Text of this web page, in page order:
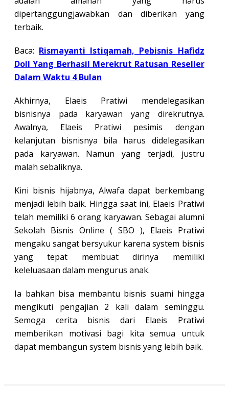
dipertanggungjawabkan dan diberikan yang
terbaik.
Baca: Rismayanti Istiqamah, Pebisnis Hafidz
Doll Yang Berhasil Merekrut Ratusan Reseller
Dalam Waktu 4 Bulan
Akhirnya, Elaeis Pratiwi mendelegasikan
bisnisnya pada karyawan yang direkrutnya.
Awalnya, Elaeis Pratiwi pesimis dengan
kelanjutan bisnisnya bila harus didelegasikan
pada karyawan. Namun yang terjadi, justru
malah sebaliknya.
Kini bisnis hijabnya, Alwafa dapat berkembang
menjadi lebih baik. Hingga saat ini, Elaeis Pratiwi
telah memiliki 6 orang karyawan. Sebagai alumni
Sekolah Bisnis Online ( SBO ), Elaeis Pratiwi
mengaku sangat bersyukur karena system bisnis
yang tepat membuat dirinya memiliki
keleluasaan dalam mengurus anak.
Ia bahkan bisa membantu bisnis suami hingga
mengikuti pengajian 2 kali dalam seminggu.
Semoga cerita bisnis dari Elaeis Pratiwi
memberikan motivasi bagi kita semua untuk
dapat membangun system bisnis yang lebih baik.